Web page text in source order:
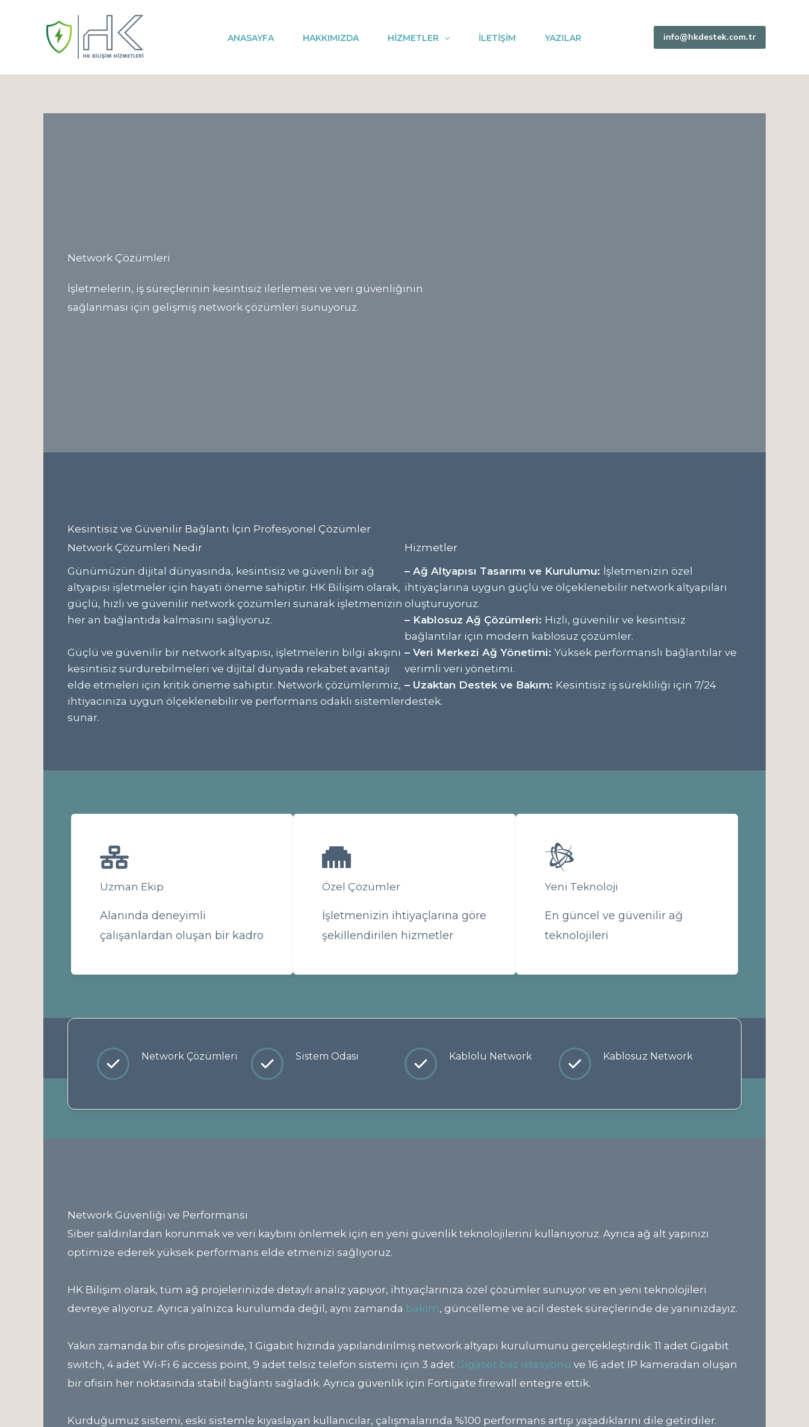
ANASAYFA HAKKIMIZDA HİZMETLER İLETİŞİM YAZILAR info@hkdestek.com.tr
Network Çözümleri
İşletmelerin, iş süreçlerinin kesintisiz ilerlemesi ve veri güvenliğinin
sağlanması için gelişmiş network çözümleri sunuyoruz.
Kesintisiz ve Güvenilir Bağlantı İçin Profesyonel Çözümler
Network Çözümleri Nedir
Günümüzün dijital dünyasında, kesintisiz ve güvenli bir ağ
altyapısı işletmeler için hayati öneme sahiptir. HK Bilişim olarak,
güçlü, hızlı ve güvenilir network çözümleri sunarak işletmenizin
her an bağlantıda kalmasını sağlıyoruz.
Güçlü ve güvenilir bir network altyapısı, işletmelerin bilgi akışını
kesintisiz sürdürebilmeleri ve dijital dünyada rekabet avantajı
elde etmeleri için kritik öneme sahiptir. Network çözümlerimiz,
ihtiyacınıza uygun ölçeklenebilir ve performans odaklı sistemler
sunar.
Hizmetler
– Ağ Altyapısı Tasarımı ve Kurulumu: İşletmenizin özel
ihtiyaçlarına uygun güçlü ve ölçeklenebilir network altyapıları
oluşturuyoruz.
– Kablosuz Ağ Çözümleri: Hızlı, güvenilir ve kesintisiz
bağlantılar için modern kablosuz çözümler.
– Veri Merkezi Ağ Yönetimi: Yüksek performanslı bağlantılar ve
verimli veri yönetimi.
– Uzaktan Destek ve Bakım: Kesintisiz iş sürekliliği için 7/24
destek.
Uzman Ekip
Alanında deneyimli
çalışanlardan oluşan bir kadro
Özel Çözümler
İşletmenizin ihtiyaçlarına göre
şekillendirilen hizmetler
Yeni Teknoloji
En güncel ve güvenilir ağ
teknolojileri
Network Çözümleri Sistem Odası Kablolu Network Kablosuz Network
Network Güvenliği ve Performansı
Siber saldırılardan korunmak ve veri kaybını önlemek için en yeni güvenlik teknolojilerini kullanıyoruz. Ayrıca ağ alt yapınızı
optimize ederek yüksek performans elde etmenizi sağlıyoruz.
HK Bilişim olarak, tüm ağ projelerinizde detaylı analiz yapıyor, ihtiyaçlarınıza özel çözümler sunuyor ve en yeni teknolojileri
devreye alıyoruz. Ayrıca yalnızca kurulumda değil, aynı zamanda bakım, güncelleme ve acil destek süreçlerinde de yanınızdayız.
Yakın zamanda bir ofis projesinde, 1 Gigabit hızında yapılandırılmış network altyapı kurulumunu gerçekleştirdik: 11 adet Gigabit
switch, 4 adet Wi-Fi 6 access point, 9 adet telsiz telefon sistemi için 3 adet Gigaset baz istasyonu ve 16 adet IP kameradan oluşan
bir ofisin her noktasında stabil bağlantı sağladık. Ayrıca güvenlik için Fortigate firewall entegre ettik.
Kurduğumuz sistemi, eski sistemle kıyaslayan kullanıcılar, çalışmalarında %100 performans artışı yaşadıklarını dile getirdiler.